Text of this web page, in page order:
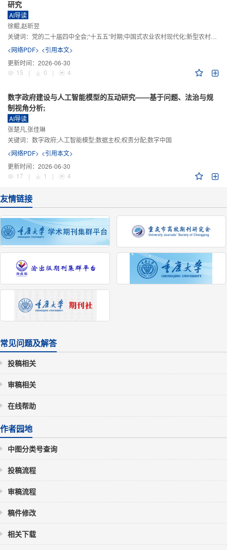
研究
AI导读
徐鲲,赵昕翌
关键词： 党的二十届四中全会;“十五五”时期;中国式农业农村现代化;新型农村集体经济;城乡融合发展;新质生产力
<网络PDF> <引用本文>
更新时间： 2026-06-30
15
| 0 | 4
数字政府建设与人工智能模型的互动研究——基于问题、法治与规
制视角分析;
AI导读
张楚凡,张佳琳
关键词： 数字政府;人工智能模型;数据主权;权责分配;数字中国
<网络PDF> <引用本文>
更新时间： 2026-06-30
17
| 1 | 4
友情链接
常见问题及解答
投稿相关
审稿相关
在线帮助
作者园地
中图分类号查询
投稿流程
审稿流程
稿件修改
相关下载